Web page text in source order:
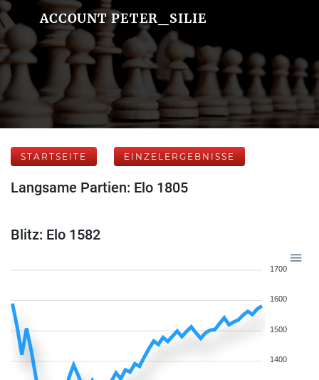
ACCOUNT PETER_SILIE
STARTSEITE EINZELERGEBNISSE
Langsame Partien: Elo 1805
Blitz: Elo 1582
1700
1600
1500
1400